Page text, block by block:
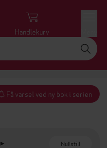
Handlekurv
Få varsel ved ny bok i serien
Nullstill